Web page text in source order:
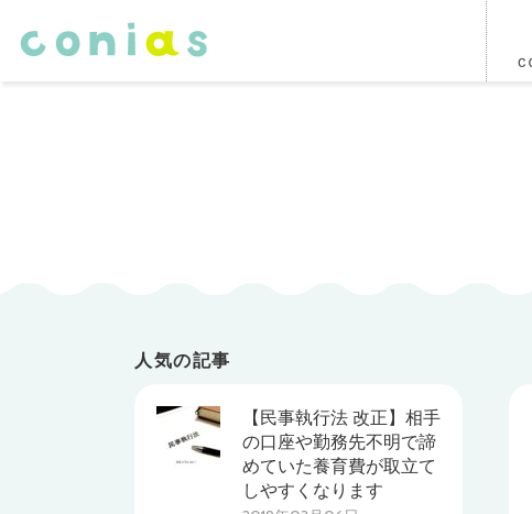
人気の記事
【民事執行法 改正】相手
の口座や勤務先不明で諦
めていた養育費が取立て
しやすくなります